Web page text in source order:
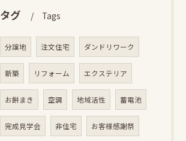
タグ Tags
分譲地 注文住宅 ダンドリワーク
新築 リフォーム エクステリア
お餅まき 空調 地域活性 蓄電池
完成見学会 非住宅 お客様感謝祭